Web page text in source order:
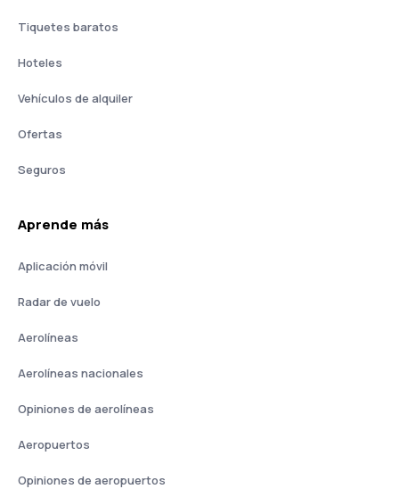
Tiquetes baratos
Hoteles
Vehículos de alquiler
Ofertas
Seguros
Aprende más
Aplicación móvil
Radar de vuelo
Aerolíneas
Aerolíneas nacionales
Opiniones de aerolíneas
Aeropuertos
Opiniones de aeropuertos